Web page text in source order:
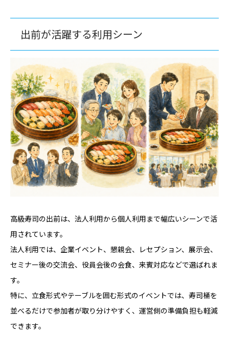
出前が活躍する利用シーン
高級寿司の出前は、法人利用から個人利用まで幅広いシーンで活
用されています。
法人利用では、企業イベント、懇親会、レセプション、展示会、
セミナー後の交流会、役員会後の会食、来賓対応などで選ばれま
す。
特に、立食形式やテーブルを囲む形式のイベントでは、寿司桶を
並べるだけで参加者が取り分けやすく、運営側の準備負担も軽減
できます。